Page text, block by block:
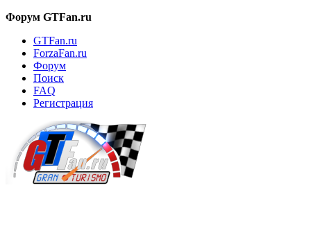
Форум GTFan.ru
GTFan.ru
ForzaFan.ru
Форум
Поиск
FAQ
Регистрация